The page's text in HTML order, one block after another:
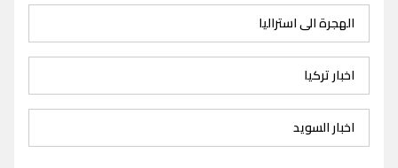
الهجرة الى استراليا
اخبار تركيا
اخبار السويد